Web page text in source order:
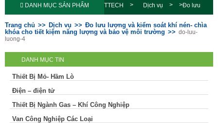
DANH MỤC SẢN PHẨM TTECH Dịch vụ Đo lưu
lượng và kiểm soát khí nén- chìa khóa
Trang chủ Dịch vụ
Đo lưu lượng và kiểm soát khí nén- chìa
khóa cho tiết kiệm năng lượng và bảo vệ môi trường
do-luu-
luong-4
DANH MỤC TIN
Thiết Bị Mỏ- Hầm Lò
Điện – điện tử
Thiết Bị Ngành Gas – Khí Công Nghiệp
Van Công Nghiệp Các Loại